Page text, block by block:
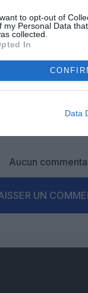
to opt-out of
my Personal Data
collected.
In
Data
Aucun
UN